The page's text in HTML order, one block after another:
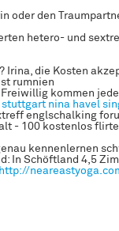
oder den
hetero- und
Irina, die Kosten
rumnien
kommen
stuttgart nina havel
englschalking
- 100 kostenlos
kennenlernen
In Schöftland 4,5
http://